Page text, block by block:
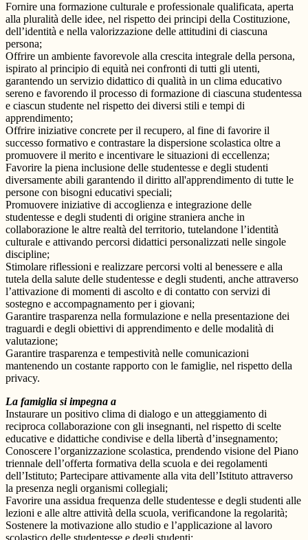
Fornire una formazione culturale e professionale qualificata, aperta
alla pluralità delle idee, nel rispetto dei principi della Costituzione,
dell’identità e nella valorizzazione delle attitudini di ciascuna
persona;
Offrire un ambiente favorevole alla crescita integrale della persona,
ispirato al principio di equità nei confronti di tutti gli utenti,
garantendo un servizio didattico di qualità in un clima educativo
sereno e favorendo il processo di formazione di ciascuna studentessa
e ciascun studente nel rispetto dei diversi stili e tempi di
apprendimento;
Offrire iniziative concrete per il recupero, al fine di favorire il
successo formativo e contrastare la dispersione scolastica oltre a
promuovere il merito e incentivare le situazioni di eccellenza;
Favorire la piena inclusione delle studentesse e degli studenti
diversamente abili garantendo il diritto all'apprendimento di tutte le
persone con bisogni educativi speciali;
Promuovere iniziative di accoglienza e integrazione delle
studentesse e degli studenti di origine straniera anche in
collaborazione le altre realtà del territorio, tutelandone l’identità
culturale e attivando percorsi didattici personalizzati nelle singole
discipline;
Stimolare riflessioni e realizzare percorsi volti al benessere e alla
tutela della salute delle studentesse e degli studenti, anche attraverso
l’attivazione di momenti di ascolto e di contatto con servizi di
sostegno e accompagnamento per i giovani;
Garantire trasparenza nella formulazione e nella presentazione dei
traguardi e degli obiettivi di apprendimento e delle modalità di
valutazione;
Garantire trasparenza e tempestività nelle comunicazioni
mantenendo un costante rapporto con le famiglie, nel rispetto della
privacy.
La famiglia si impegna a
Instaurare un positivo clima di dialogo e un atteggiamento di
reciproca collaborazione con gli insegnanti, nel rispetto di scelte
educative e didattiche condivise e della libertà d’insegnamento;
Conoscere l’organizzazione scolastica, prendendo visione del Piano
triennale dell’offerta formativa della scuola e dei regolamenti
dell’Istituto; Partecipare attivamente alla vita dell’Istituto attraverso
la presenza negli organismi collegiali;
Favorire una assidua frequenza delle studentesse e degli studenti alle
lezioni e alle altre attività della scuola, verificandone la regolarità;
Sostenere la motivazione allo studio e l’applicazione al lavoro